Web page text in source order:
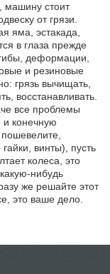
машину стоит
от грязи.
яма, эстакада,
в глаза прежде
деформации,
и резиновые
грязь вычищать,
восстанавливать.
все проблемы
конечную
винты), пусть
колеса, это
нибудь
же решайте этот
это ваше дело.